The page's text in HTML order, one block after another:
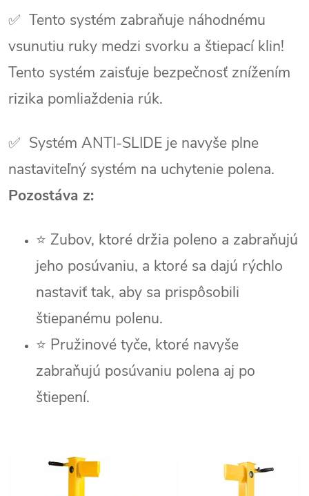
✅ Tento systém zabraňuje náhodnému
vsunutiu ruky medzi svorku a štiepací klin!
Tento systém zaisťuje bezpečnosť znížením
rizika pomliaždenia rúk.
✅ Systém ANTI-SLIDE je navyše plne
nastaviteľný systém na uchytenie polena.
Pozostáva z:
⭐ Zubov, ktoré držia poleno a zabraňujú
jeho posúvaniu, a ktoré sa dajú rýchlo
nastaviť tak, aby sa prispôsobili
štiepanému polenu.
⭐ Pružinové tyče, ktoré navyše
zabraňujú posúvaniu polena aj po
štiepení.